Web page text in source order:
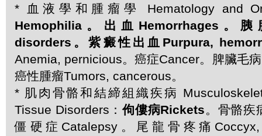
* 血液學和腫瘤學 Hematology and
Hemophilia。出血Hemorrhages。胰
disorders。紫癜性出血Purpura,
Anemia, pernicious。癌症Cancer。脾臟毛
癌性腫瘤Tumors, cancerous。
* 肌肉骨骼和結締組織疾病
Tissue Disorders：佝僂病Rickets。骨骼疾
僵硬症Catalepsy。尾龍骨疼痛